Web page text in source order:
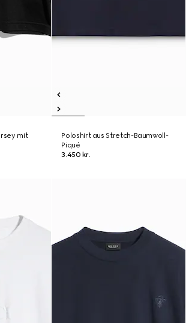
mit
Poloshirt aus Stretch-Baumwoll-
Piqué
3.450 kr.